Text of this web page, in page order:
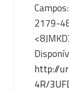
2179-
http://
4R/